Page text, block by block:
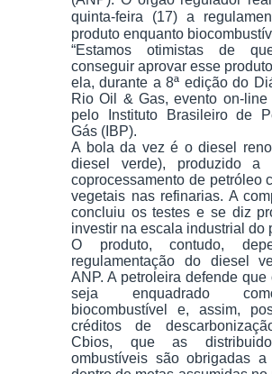
quinta-feira (17) a
produto enquanto
“Estamos otimistas de
conseguir aprovar esse
ela, durante a 8ª edição do
Rio Oil & Gas, evento on-line
pelo Instituto Brasileiro de
Gás (IBP).
A bola da vez é o diesel
diesel verde), produzido a
coprocessamento de petróleo
vegetais nas refinarias. A
concluiu os testes e se diz
investir na escala industrial do
O produto, contudo,
regulamentação do diesel
ANP. A petroleira defende que
seja enquadrado
biocombustível e, assim,
créditos de
Cbios, que as
ombustíveis são obrigadas a